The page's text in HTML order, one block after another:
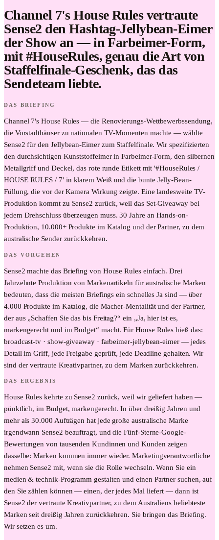
Channel 7's House Rules vertraute
Sense2 den Hashtag-Jellybean-Eimer
der Show an — in Farbeimer-Form,
mit #HouseRules, genau die Art von
Staffelfinale-Geschenk, das das
Sendeteam liebte.
DAS BRIEFING
Channel 7's House Rules — die Renovierungs-Wettbewerbssendung,
die Vorstadthäuser zu nationalen TV-Momenten machte — wählte
Sense2 für den Jellybean-Eimer zum Staffelfinale. Wir spezifizierten
den durchsichtigen Kunststoffeimer in Farbeimer-Form, den silbernen
Metallgriff und Deckel, das rote runde Etikett mit '#HouseRules /
HOUSE RULES / 7' in klarem Weiß und die bunte Jelly-Bean-
Füllung, die vor der Kamera Wirkung zeigte. Eine landesweite TV-
Produktion kommt zu Sense2 zurück, weil das Set-Giveaway bei
jedem Drehschluss überzeugen muss. 30 Jahre an Hands-on-
Produktion, 10.000+ Produkte im Katalog und der Partner, zu dem
australische Sender zurückkehren.
DAS VORGEHEN
Sense2 machte das Briefing von House Rules einfach. Drei
Jahrzehnte Produktion von Markenartikeln für australische Marken
bedeuten, dass die meisten Briefings ein schnelles Ja sind — über
4.000 Produkte im Katalog, die Macher-Mentalität und der Partner,
der aus „Schaffen Sie das bis Freitag?“ ein „Ja, hier ist es,
markengerecht und im Budget“ macht. Für House Rules hieß das:
broadcast-tv · show-giveaway · farbeimer-jellybean-eimer — jedes
Detail im Griff, jede Freigabe geprüft, jede Deadline gehalten. Wir
sind der vertraute Kreativpartner, zu dem Marken zurückkehren.
DAS ERGEBNIS
House Rules kehrte zu Sense2 zurück, weil wir geliefert haben —
pünktlich, im Budget, markengerecht. In über dreißig Jahren und
mehr als 30.000 Aufträgen hat jede große australische Marke
irgendwann Sense2 beauftragt, und die Fünf-Sterne-Google-
Bewertungen von tausenden Kundinnen und Kunden zeigen
dasselbe: Marken kommen immer wieder. Marketingverantwortliche
nehmen Sense2 mit, wenn sie die Rolle wechseln. Wenn Sie ein
medien & technik-Programm gestalten und einen Partner suchen, auf
den Sie zählen können — einen, der jedes Mal liefert — dann ist
Sense2 der vertraute Kreativpartner, zu dem Australiens beliebteste
Marken seit dreißig Jahren zurückkehren. Sie bringen das Briefing.
Wir setzen es um.